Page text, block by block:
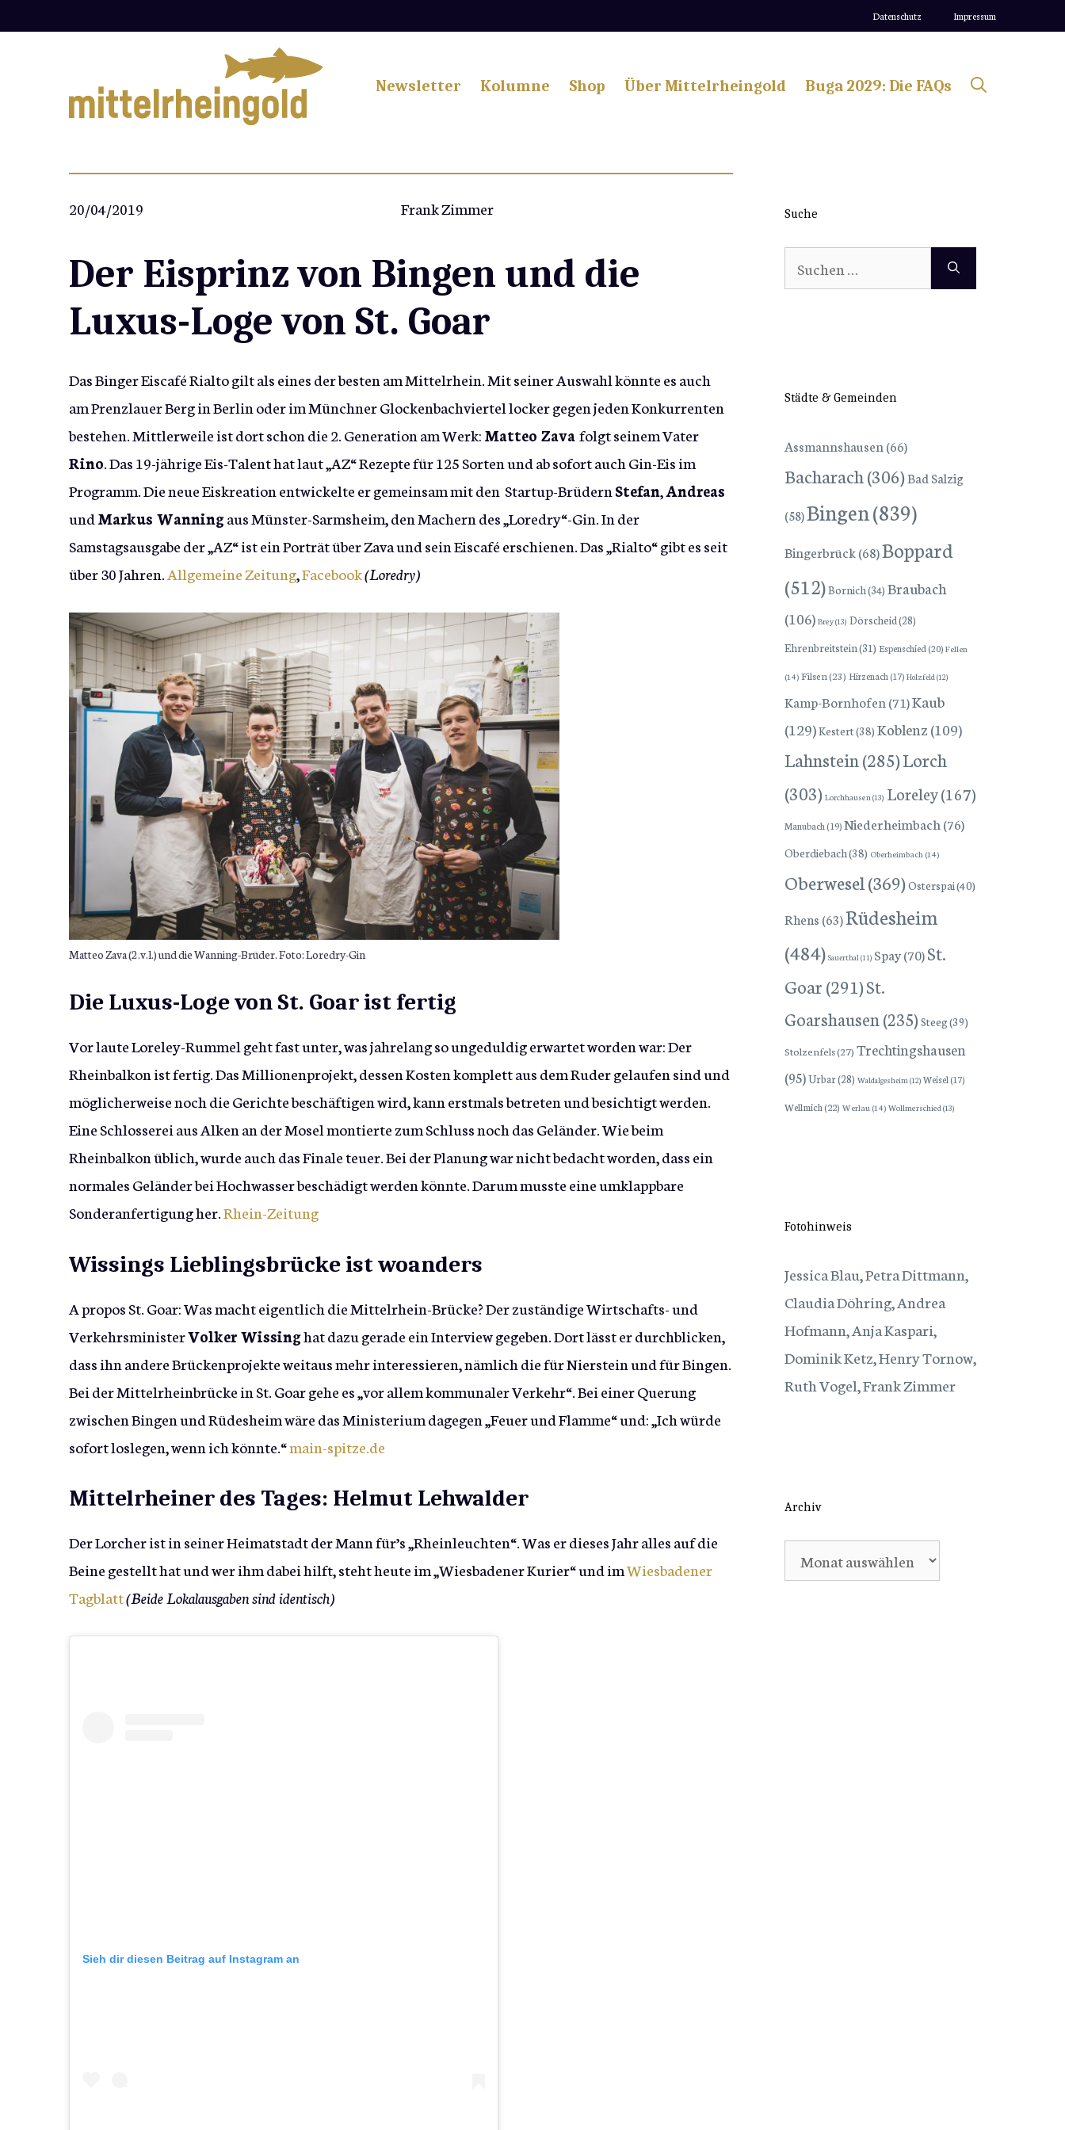
Datenschutz Impressum
Newsletter Kolumne Shop Über Mittelrheingold Buga 2029: Die FAQs
20/04/2019 Frank Zimmer
Der Eisprinz von Bingen und die
Luxus-Loge von St. Goar
Das Binger Eiscafé Rialto gilt als eines der besten am Mittelrhein. Mit seiner Auswahl könnte es auch
am Prenzlauer Berg in Berlin oder im Münchner Glockenbachviertel locker gegen jeden Konkurrenten
bestehen. Mittlerweile ist dort schon die 2. Generation am Werk:Matteo Zavafolgt seinem Vater
Rino. Das 19-jährige Eis-Talent hat laut „AZ“ Rezepte für 125 Sorten und ab sofort auch Gin-Eis im
Programm. Die neue Eiskreation entwickelte er gemeinsam mit den Startup-BrüdernStefan,Andreas
undMarkus Wanningaus Münster-Sarmsheim, den Machern des „Loredry“-Gin. In der
Samstagsausgabe der „AZ“ ist ein Porträt über Zava und sein Eiscafé erschienen. Das „Rialto“ gibt es seit
über 30 Jahren.Allgemeine Zeitung,Facebook(Loredry)
Matteo Zava (2.v.l.) und die Wanning-Brüder. Foto: Loredry-Gin
Die Luxus-Loge von St. Goar ist fertig
Vor laute Loreley-Rummel geht fast unter, was jahrelang so ungeduldig erwartet worden war: Der
Rheinbalkon ist fertig. Das Millionenprojekt, dessen Kosten komplett aus dem Ruder gelaufen sind und
möglicherweise noch die Gerichte beschäftigen wird, kann erstmals betreten und besichtigt werden.
Eine Schlosserei aus Alken an der Mosel montierte zum Schluss noch das Geländer. Wie beim
Rheinbalkon üblich, wurde auch das Finale teuer. Bei der Planung war nicht bedacht worden, dass ein
normales Geländer bei Hochwasser beschädigt werden könnte. Darum musste eine umklappbare
Sonderanfertigung her.Rhein-Zeitung
Wissings Lieblingsbrücke ist woanders
A propos St. Goar: Was macht eigentlich die Mittelrhein-Brücke? Der zuständige Wirtschafts- und
VerkehrsministerVolker Wissinghat dazu gerade ein Interview gegeben. Dort lässt er durchblicken,
dass ihn andere Brückenprojekte weitaus mehr interessieren, nämlich die für Nierstein und für Bingen.
Bei der Mittelrheinbrücke in St. Goar gehe es „vor allem kommunaler Verkehr“. Bei einer Querung
zwischen Bingen und Rüdesheim wäre das Ministerium dagegen „Feuer und Flamme“ und: „Ich würde
sofort loslegen, wenn ich könnte.“main-spitze.de
Mittelrheiner des Tages: Helmut Lehwalder
Der Lorcher ist in seiner Heimatstadt der Mann für’s „Rheinleuchten“. Was er dieses Jahr alles auf die
Beine gestellt hat und wer ihm dabei hilft, steht heute im „Wiesbadener Kurier“ und imWiesbadener
Tagblatt(Beide Lokalausgaben sind identisch)
Sieh dir diesen Beitrag auf Instagram an
Suche
Suchen
nach:
Städte & Gemeinden
Assmannshausen (66)
Bacharach(306)Bad Salzig
(58)Bingen(839)
Bingerbrück(68)Boppard
(512)Bornich(34) Braubach
(106) Brey(13) Dörscheid(28)
Ehrenbreitstein(31) Espenschied (20) Fellen
(14) Filsen(23) Hirzenach (17) Holzfeld(12)
Kamp-Bornhofen (71)Kaub
(129)Kestert(38) Koblenz(109)
Lahnstein(285)Lorch
(303) Lorchhausen (13) Loreley(167)
Manubach (19) Niederheimbach (76)
Oberdiebach(38) Oberheimbach (14)
Oberwesel(369)Osterspai(40)
Rhens (63)Rüdesheim
(484) Sauerthal(11) Spay(70)St.
Goar(291)St.
Goarshausen (235) Steeg(39)
Stolzenfels(27) Trechtingshausen
(95)Urbar(28) Waldalgesheim(12) Weisel (17)
Wellmich (22) Werlau (14) Wollmerschied (13)
Fotohinweis
Jessica Blau, Petra Dittmann,
Claudia Döhring, Andrea
Hofmann, Anja Kaspari,
Dominik Ketz, Henry Tornow,
Ruth Vogel, Frank Zimmer
Archiv
Archiv